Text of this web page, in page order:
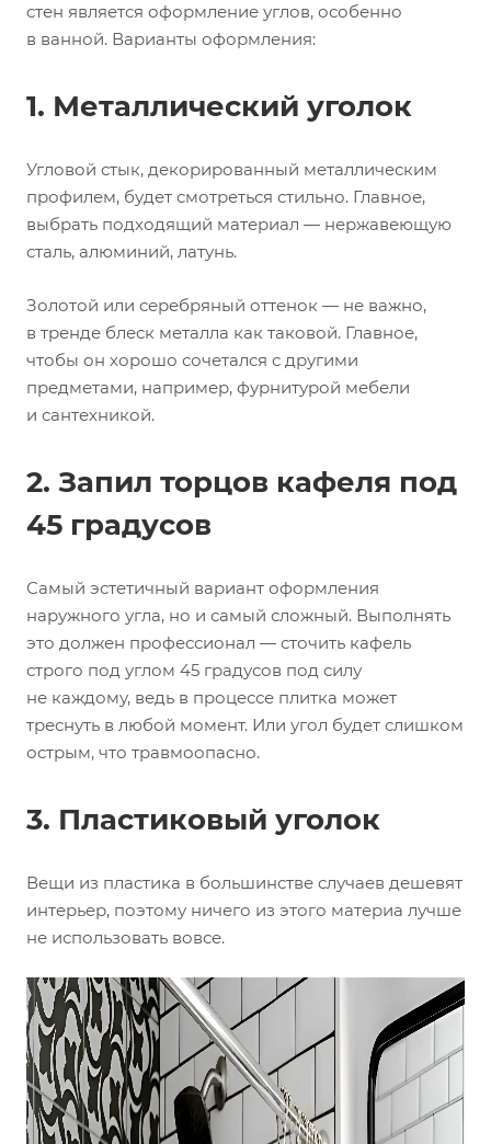
стен является оформление углов, особенно
в ванной. Варианты оформления:
1. Металлический уголок
Угловой стык, декорированный металлическим
профилем, будет смотреться стильно. Главное,
выбрать подходящий материал — нержавеющую
сталь, алюминий, латунь.
Золотой или серебряный оттенок — не важно,
в тренде блеск металла как таковой. Главное,
чтобы он хорошо сочетался с другими
предметами, например, фурнитурой мебели
и сантехникой.
2. Запил торцов кафеля под
45 градусов
Самый эстетичный вариант оформления
наружного угла, но и самый сложный. Выполнять
это должен профессионал — сточить кафель
строго под углом 45 градусов под силу
не каждому, ведь в процессе плитка может
треснуть в любой момент. Или угол будет слишком
острым, что травмоопасно.
3. Пластиковый уголок
Вещи из пластика в большинстве случаев дешевят
интерьер, поэтому ничего из этого материа лучше
не использовать вовсе.